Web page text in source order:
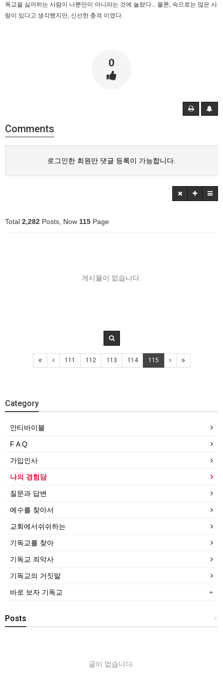
독교을 싫어하는 사람이 나뿐만이 아니라는 것에 놀랐다... 물론, 속으로는 많은 사
람이 있다고 생각했지만, 신선한 충격 이였다.
0
Comments
로그인한 회원만 댓글 등록이 가능합니다.
Total 2,282 Posts, Now 115 Page
게시물이 없습니다.
111 112 113 114 115
Category
안티바이블
F A Q
가입인사
나의 경험담
질문과 답변
예수를 찾아서
교회에서쉬쉬하는
기독교를 찾아
기독교 죄악사
기독교의 거짓말
바로 보자 기독교
+
Posts
글이 없습니다.